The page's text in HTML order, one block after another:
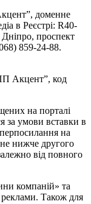
доменне
в Реєстрі: R40-
проспект
859-24-88.
Акцент”, код
на порталі
за умови вставки в
на
нижче другого
від повного
компаній» та
Також для